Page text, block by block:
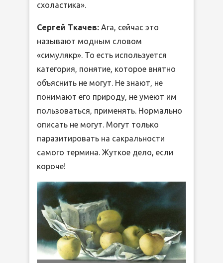
схоластика».
Сергей Ткачев: Ага, сейчас это
называют модным словом
«симулякр». То есть используется
категория, понятие, которое внятно
объяснить не могут. Не знают, не
понимают его природу, не умеют им
пользоваться, применять. Нормально
описать не могут. Могут только
паразитировать на сакральности
самого термина. Жуткое дело, если
короче!